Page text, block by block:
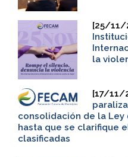
[25/11/
la
[17/11/
consolidación de la Ley
hasta que se clarifique
clasificadas